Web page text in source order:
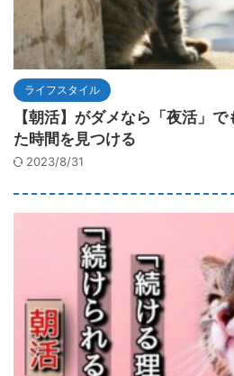
ライフスタイル
【朝活】がダメなら「夜活」
た時間を見つける
2023/8/31